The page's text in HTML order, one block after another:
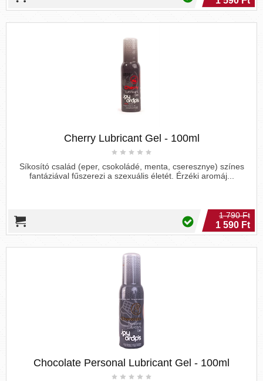
Cherry Lubricant Gel - 100ml
Síkosító család (eper, csokoládé, menta, cseresznye) színes
fantáziával fűszerezi a szexuális életét. Érzéki aromáj...
1 790 Ft
1 590 Ft
Chocolate Personal Lubricant Gel - 100ml